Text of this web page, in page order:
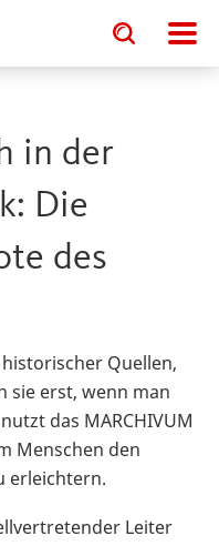
Toggle
search
input
Toggle
search
input
in der
Die
des
Quellen,
sie erst, wenn man
das MARCHIVUM
Menschen den
erleichtern.
Leiter